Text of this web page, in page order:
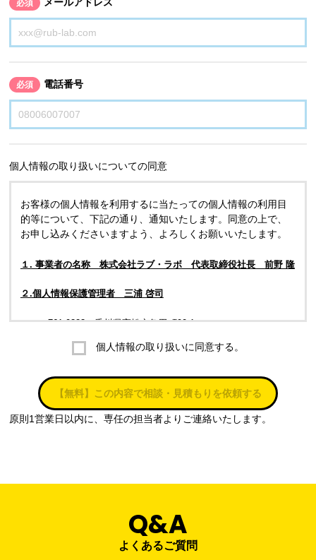
必須
必須 電話番号
個人情報の取り扱いについての同意
お客様の個人情報を利用するに当たっての個人情報の利用目
的等について、下記の通り、通知いたします。同意の上で、
お申し込みくださいますよう、よろしくお願いいたします。
１. 事業者の名称 株式会社ラブ・ラボ 代表取締役社長 前野 隆
２.個人情報保護管理者 三浦 啓司
〒761-0323 香川県高松市亀田町90-1
株式会社ラブ・ラボ
電話：087-847-2000
電子メール：info@rub-lab.com
正当な事業遂行の範囲内で利用いたします。
個人情報の利用目的
個人情報の取り扱いに同意する。
【無料】この内容で相談・見積もりを依頼する
原則1営業日以内に、専任の担当者よりご連絡いたします。
Q&A
よくあるご質問